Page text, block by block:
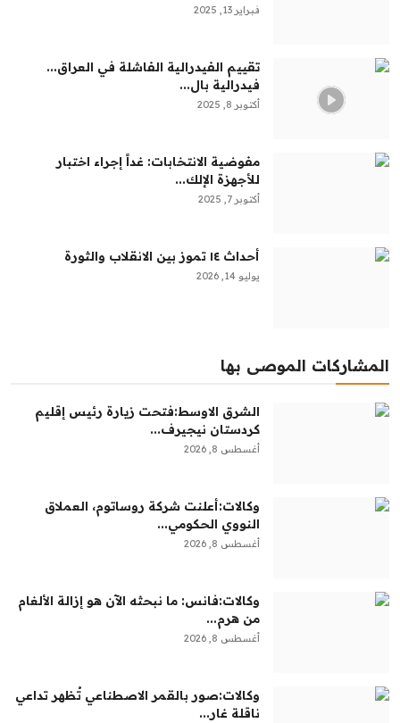
فبراير 13, 2025
تقييم الفيدرالية الفاشلة في العراق...
فيدرالية بال...
أكتوبر 8, 2025
مفوضية الانتخابات: غداً إجراء اختبار
للأجهزة الإلك...
أكتوبر 7, 2025
أحداث ١٤ تموز بين الانقلاب والثورة
يوليو 14, 2026
المشاركات الموصى بها
الشرق الاوسط:‏فتحت زيارة رئيس إقليم
كردستان نيجيرف...
أغسطس 8, 2026
وكالات:‏أعلنت شركة روساتوم، العملاق
النووي الحكومي...
أغسطس 8, 2026
وكالات:فانس: ما نبحثه الآن هو إزالة الألغام
من هرم...
أغسطس 8, 2026
وكالات:‏صور بالقمر الاصطناعي تُظهر تداعي
ناقلة غار...